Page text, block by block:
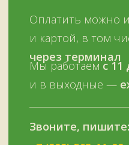
Оставьте телефон и мы